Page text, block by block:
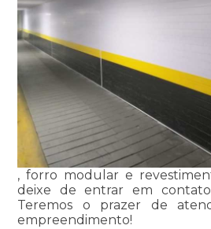
, forro modular e
deixe de entrar em contato
Teremos o prazer de
empreendimento!